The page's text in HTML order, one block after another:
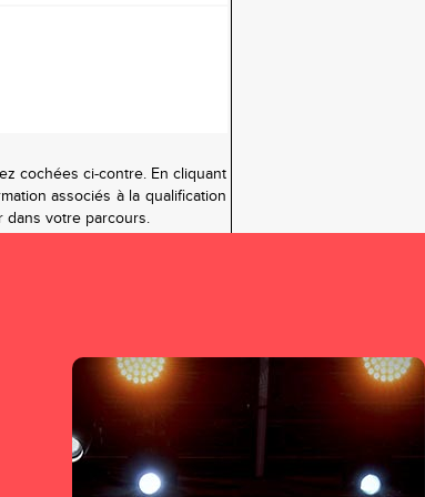
cochées ci-contre. En cliquant
associés à la qualification
dans votre parcours.